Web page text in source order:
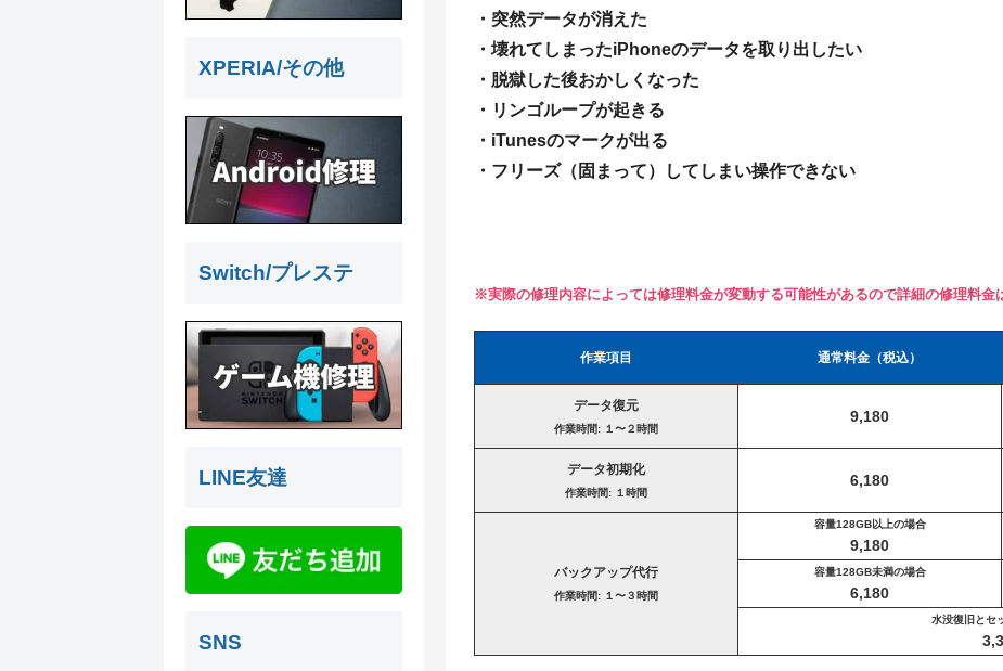
・突然データが消えた
・壊れてしまったiPhoneのデータを取り出したい
・脱獄した後おかしくなった
・リンゴループが起きる
・iTunesのマークが出る
・フリーズ（固まって）してしまい操作できない
※実際の修理内容によっては修理料金が変動する可能性があるので詳細の修理料金
作業項目 通常料金（税込）
データ復元
作業時間: １〜２時間
9,180
データ初期化
作業時間: １時間
6,180
バックアップ代行
作業時間: １〜３時間
容量128GB以上の場合
9,180
容量128GB未満の場合
6,180
水没復旧とセ
XPERIA/その他
Switch/プレステ
LINE友達
SNS